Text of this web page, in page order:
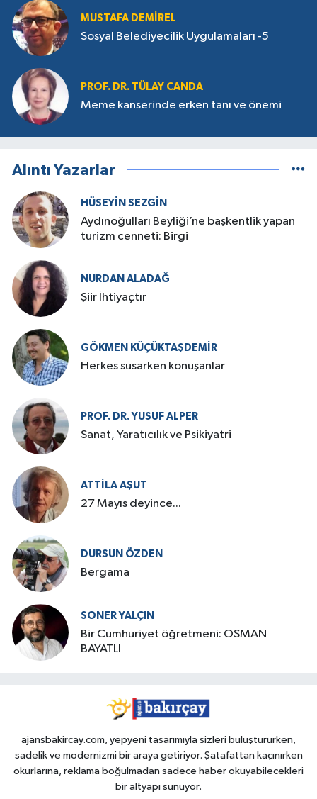
MUSTAFA DEMIREL
Sosyal Belediyecilik Uygulamaları -5
PROF. DR. TÜLAY CANDA
Meme kanserinde erken tanı ve önemi
Alıntı Yazarlar
HÜSEYIN SEZGIN
Aydınoğulları Beyliği’ne başkentlik yapan
turizm cenneti: Birgi
NURDAN ALADAĞ
Şiir İhtiyaçtır
GÖKMEN KÜÇÜKTAŞDEMIR
Herkes susarken konuşanlar
PROF. DR. YUSUF ALPER
Sanat, Yaratıcılık ve Psikiyatri
ATTILA AŞUT
27 Mayıs deyince...
DURSUN ÖZDEN
Bergama
SONER YALÇIN
Bir Cumhuriyet öğretmeni: OSMAN
BAYATLI
ajansbakircay.com, yepyeni tasarımıyla sizleri buluştururken,
sadelik ve modernizmi bir araya getiriyor. Şatafattan kaçınırken
okurlarına, reklama boğulmadan sadece haber okuyabilecekleri
bir altyapı sunuyor.